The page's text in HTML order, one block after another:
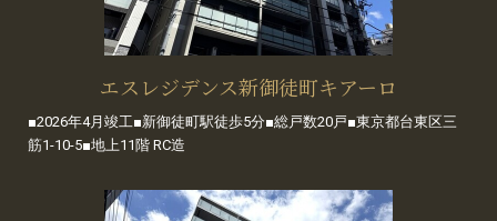
エスレジデンス新御徒町キアーロ
■2026年4月竣工■新御徒町駅徒歩5分■総戸数20戸■東京都台東区三
筋1-10-5■地上11階 RC造